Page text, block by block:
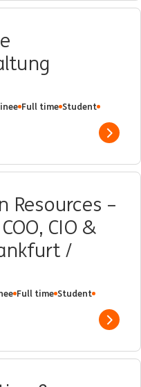
Full time Student
Show
Resources –
CIO &
/
Full time Student
Show